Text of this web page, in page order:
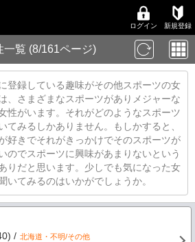
ログイン 新規登録
一覧 (8/161ページ)
登録している趣味がその他スポーツの女
、さまざまなスポーツがありメジャーな
性がいます。それがどのようなスポーツ
てみるしかありません。もしかすると、
好きでそれがきっかけでそのスポーツが
のでスポーツに興味があまりないという
りだと思います。少しでも気になった女
いてみるのはいかがでしょうか。
/ 北海道・不明/その他